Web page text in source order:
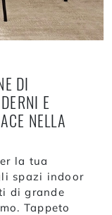
DI
E
NELLA
la tua
spazi indoor
di grande
Tappeto